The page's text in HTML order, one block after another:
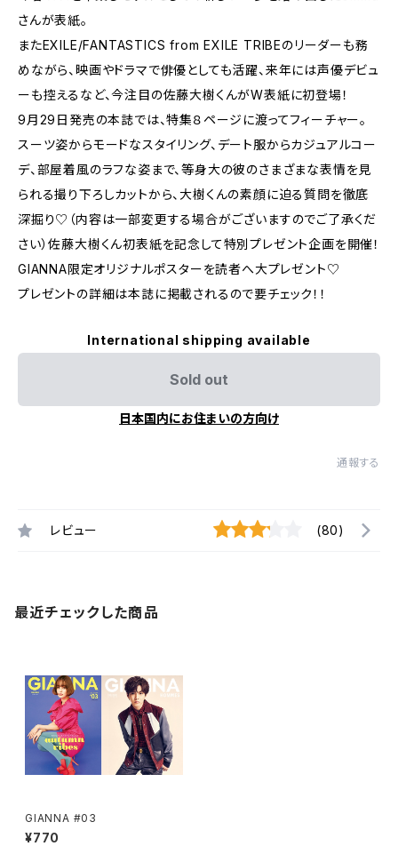
さんが表紙。
またEXILE/FANTASTICS from EXILE TRIBEのリーダーも務
めながら、映画やドラマで俳優としても活躍、来年には声優デビュ
ーも控えるなど、今注目の佐藤大樹くんがW表紙に初登場！
9月29日発売の本誌では、特集８ページに渡ってフィーチャー。
スーツ姿からモードなスタイリング、デート服からカジュアルコー
デ、部屋着風のラフな姿まで、等身大の彼のさまざまな表情を見
られる撮り下ろしカットから、大樹くんの素顔に迫る質問を徹底
深掘り♡（内容は一部変更する場合がございますのでご了承くだ
さい）佐藤大樹くん初表紙を記念して特別プレゼント企画を開催！
GIANNA限定オリジナルポスターを読者へ大プレゼント♡
プレゼントの詳細は本誌に掲載されるので要チェック！！
International shipping available
Sold out
日本国内にお住まいの方向け
通報する
レビュー (80)
最近チェックした商品
GIANNA #03
¥770